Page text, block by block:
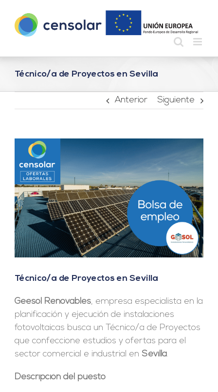
contenido
Técnico/a de Proyectos en Sevilla
Anterior Siguiente
imagen
más
grande
Técnico/a de Proyectos en Sevilla
Geesol Renovables, empresa especialista en la
planificación y ejecución de instalaciones
fotovoltaicas busca un Técnico/a de Proyectos
que confeccione estudios y ofertas para el
sector comercial e industrial en Sevilla.
Descripción del puesto